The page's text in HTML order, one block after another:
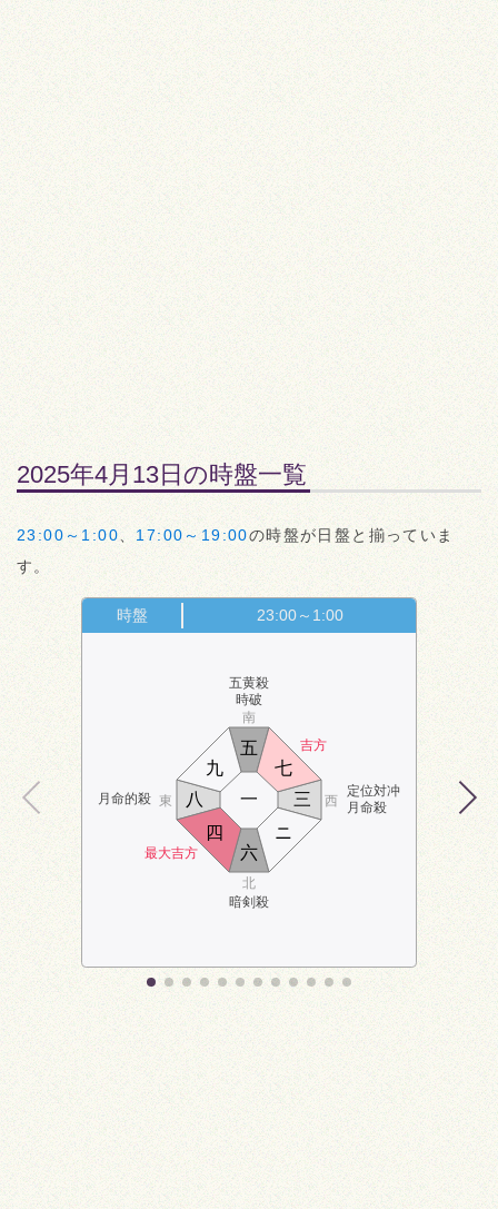
2025年4月13日の時盤一覧
23:00～1:00 17:00～19:00の時盤が日盤と揃っていま
す。
時盤 23:00～1:00
五黄殺
時破
吉方
月命的殺
定位対冲
月命殺
最大吉方
暗剣殺
南
北
東 西
六
七
八
九
一
ニ
三
四
五